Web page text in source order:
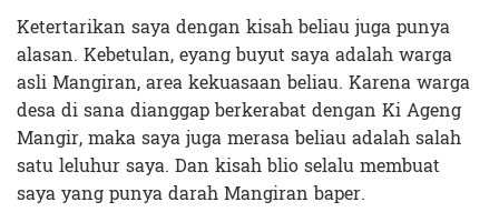
Ketertarikan saya dengan kisah beliau juga punya
alasan. Kebetulan, eyang buyut saya adalah warga
asli Mangiran, area kekuasaan beliau. Karena warga
desa di sana dianggap berkerabat dengan Ki Ageng
Mangir, maka saya juga merasa beliau adalah salah
satu leluhur saya. Dan kisah blio selalu membuat
saya yang punya darah Mangiran baper.